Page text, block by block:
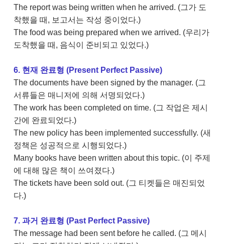
The report was being written when he arrived. (그가 도
착했을 때, 보고서는 작성 중이었다.)
The food was being prepared when we arrived. (우리가
도착했을 때, 음식이 준비되고 있었다.)
6. 현재 완료형 (Present Perfect Passive)
The documents have been signed by the manager. (그
서류들은 매니저에 의해 서명되었다.)
The work has been completed on time. (그 작업은 제시
간에 완료되었다.)
The new policy has been implemented successfully. (새
정책은 성공적으로 시행되었다.)
Many books have been written about this topic. (이 주제
에 대해 많은 책이 쓰여졌다.)
The tickets have been sold out. (그 티켓들은 매진되었
다.)
7. 과거 완료형 (Past Perfect Passive)
The message had been sent before he called. (그 메시